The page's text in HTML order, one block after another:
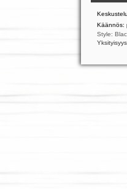
Käännös:
Style:
Yksityisyys